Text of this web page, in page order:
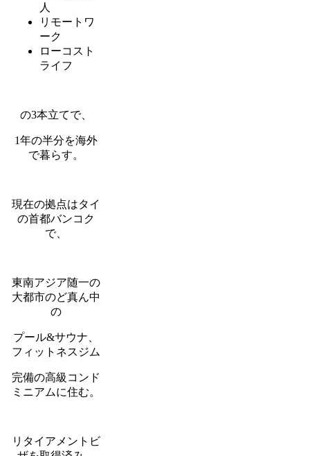
人
リモートワ
ーク
ローコスト
ライフ
の3本立てで、
1年の半分を海外
で暮らす。
現在の拠点はタイ
の首都バンコク
で、
東南アジア随一の
大都市のど真ん中
の
プール&サウナ、
フィットネスジム
完備の高級コンド
ミニアムに住む。
リタイアメントビ